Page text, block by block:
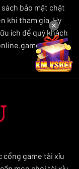
bảo mật chặt
khi tham gia. Hy
ích để quý khách
cổng game tài xỉu
✕